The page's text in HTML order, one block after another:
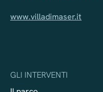
www.villadimaser.it
GLI INTERVENTI